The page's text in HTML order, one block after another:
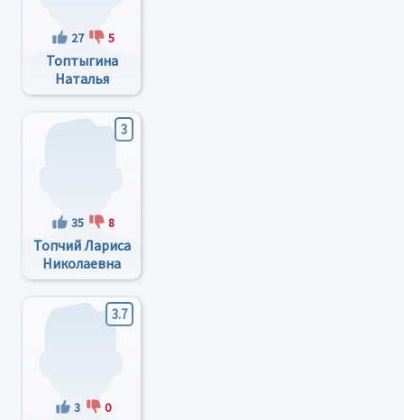
27 5
Топтыгина
Наталья
Михайловна
3
35 8
Топчий Лариса
Николаевна
3.7
3 0